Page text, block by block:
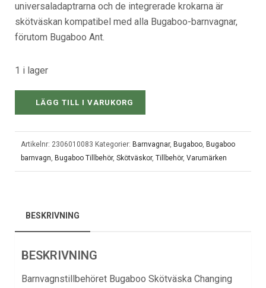
universaladaptrarna och de integrerade krokarna är
skötväskan kompatibel med alla Bugaboo-barnvagnar,
förutom Bugaboo Ant.
1 i lager
LÄGG TILL I VARUKORG
Artikelnr: 2306010083 Kategorier: Barnvagnar, Bugaboo, Bugaboo
barnvagn, Bugaboo Tillbehör, Skötväskor, Tillbehör, Varumärken
BESKRIVNING
BESKRIVNING
Barnvagnstillbehöret Bugaboo Skötväska Changing